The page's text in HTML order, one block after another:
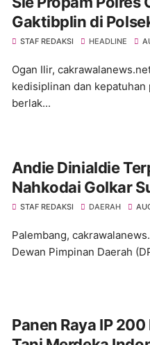
Gaktibplin di
Kedisiplinan
STAF REDAKSI HEADLINE
Ogan Ilir,
kedisiplinan dan
berlak...
Andie Dinialdie
Nahkodai Golkar
Konsolidasi dan
STAF REDAKSI DAERAH
Palembang,
Dewan Pimpinan Daerah
Panen Raya IP